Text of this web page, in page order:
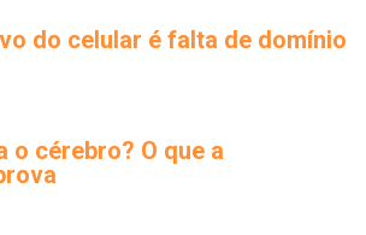
do celular é falta de domínio
o cérebro? O que a